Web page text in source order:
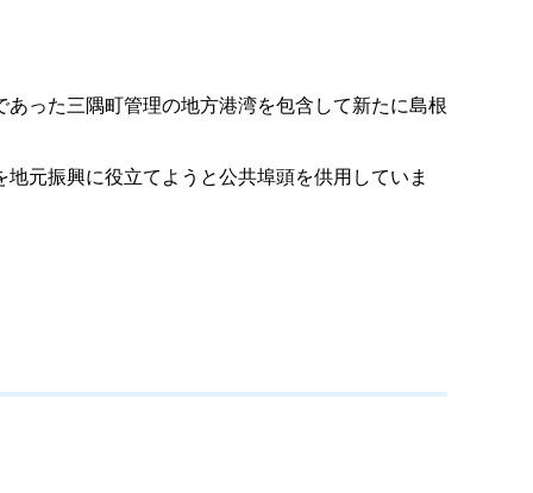
った三隅町管理の地方港湾を包含して新たに島根
元振興に役立てようと公共埠頭を供用していま